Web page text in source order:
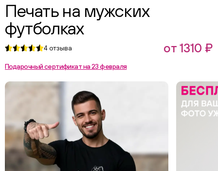
Печать на мужских
футболках
4 отзыва от 1310 ₽
Подарочный сертификат на 23 февраля